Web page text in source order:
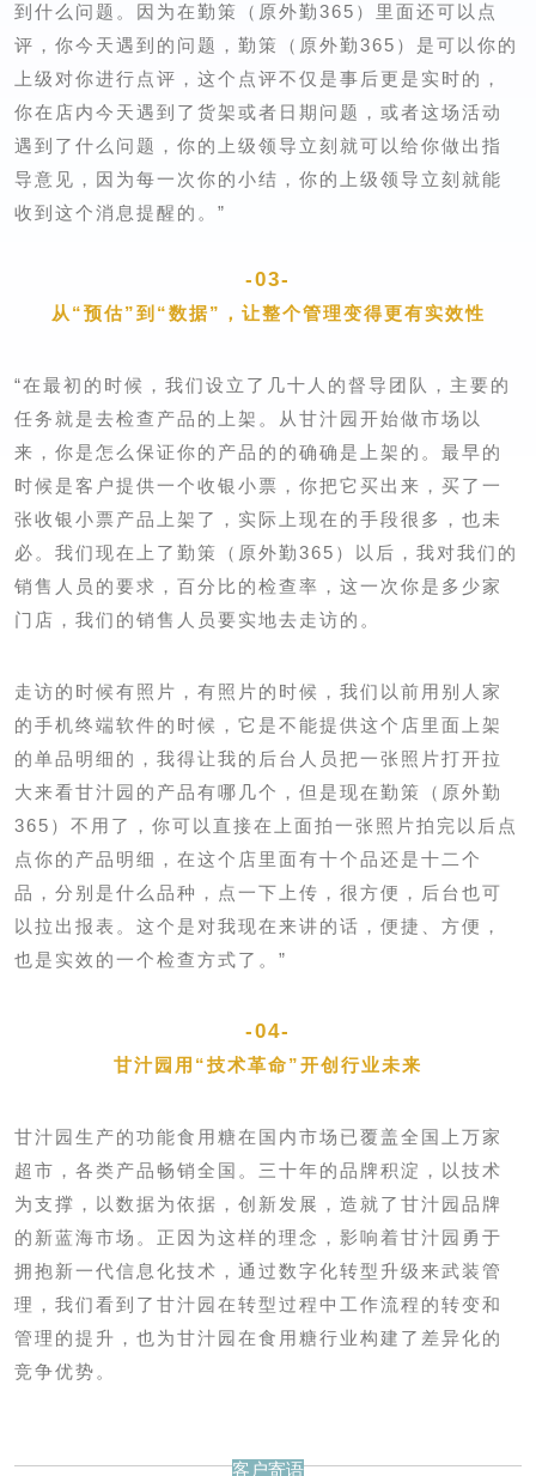
到什么问题。 因为在勤策（原外勤365）里面还可以点
评，你今天遇到的问题，勤策（原外勤365）是可以你的
上级对你进行点评，这个点评不仅是事后更是实时的，
你在店内今天遇到了货架或者日期问题，或者这场活动
遇到了什么问题，你的上级领导立刻就可以给你做出指
导意见，因为每一次你的小结，你的上级领导立刻就能
收到这个消息提醒的。 ”
-03-
从“预估”到“数据”， 让整个管理变得更有实效性
“在最初的时候，我们设立了几十人的督导团队，主要的
任务就是去检查产品的上架。
从甘汁园开始做市场以
来，你是怎么保证你的产品的的确确是上架的。 最早的
时候是客户提供一个收银小票，你把它买出来，买了一
张收银小票产品上架了，实际上现在的手段很多，也未
必。 我们现在上了勤策（原外勤365）以后，我对我们的
销售人员的要求，百分比的检查率，这一次你是多少家
门店，我们的销售人员要实地去走访的。
走访的时候有照片，有照片的时候，我们以前用别人家
的手机终端软件的时候，它是不能提供这个店里面上架
的单品明细的，我得让我的后台人员把一张照片打开拉
大来看甘汁园的产品有哪几个，但是现在勤策（原外勤
365）不用了，你可以直接在上面拍一张照片拍完以后点
点你的产品明细，在这个店里面有十个品还是十二个
品，分别是什么品种，点一下上传，很方便，后台也可
以拉出报表。 这个是对我现在来讲的话，便捷、方便，
也是实效的一个检查方式了。 ”
-04-
甘汁园用“技术革命”开创行业未来
甘汁园生产的功能食用糖在国内市场已覆盖全国上万家
超市，各类产品畅销全国。 三十年的品牌积淀，以技术
为支撑，以数据为依据，创新发展，造就了甘汁园品牌
的新蓝海市场。 正因为这样的理念，影响着甘汁园勇于
拥抱新一代信息化技术，通过数字化转型升级来武装管
理，我们看到了甘汁园在转型过程中工作流程的转变和
管理的提升，也为甘汁园在食用糖行业构建了差异化的
竞争优势。
客户寄语